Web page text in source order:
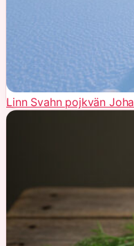
Linn Svahn pojkvän